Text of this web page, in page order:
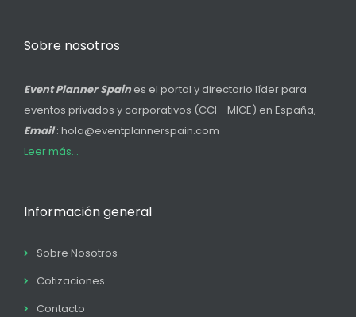
Sobre nosotros
Event Planner Spain es el portal y directorio líder para
eventos privados y corporativos (CCI - MICE) en España,
Email: hola@eventplannerspain.com
Leer más...
Información general
Sobre Nosotros
Cotizaciones
Contacto